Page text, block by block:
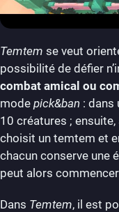
Temtem se veut
possibilité de défier
combat amical ou
mode pick&ban : dans
10 créatures ;
choisit un temtem et
chacun conserve une
peut alors
Dans Temtem, il est